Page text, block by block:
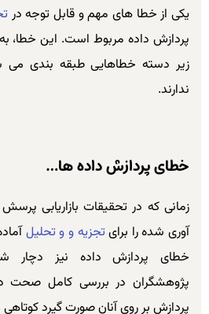
یکی از خطا های مهم و قابل توجه در
پردازش داده مربوط است. این خطا،
زیر دسته خطاهایی طبقه بندی می
ندارند.
خطای پردازش داده ها…
زمانی که در تحقیقات بازاریابی
آوری شده را برایتجزیه و و تحلیل
خطای پردازش داده نیز دچار
پژوهشگران در بررسی کامل صحت
پردازش بر روی آنان صورت گیرد